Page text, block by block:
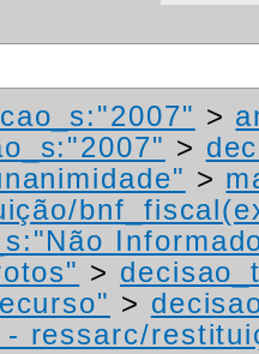
>
>
>
>
>
- ressarc/